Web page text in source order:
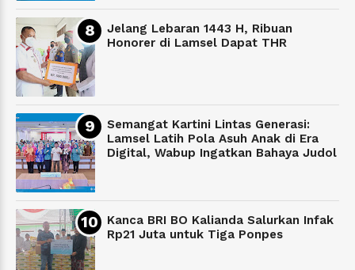
Jelang Lebaran 1443 H, Ribuan
Honorer di Lamsel Dapat THR
Semangat Kartini Lintas Generasi:
Lamsel Latih Pola Asuh Anak di Era
Digital, Wabup Ingatkan Bahaya Judol
Kanca BRI BO Kalianda Salurkan Infak
Rp21 Juta untuk Tiga Ponpes